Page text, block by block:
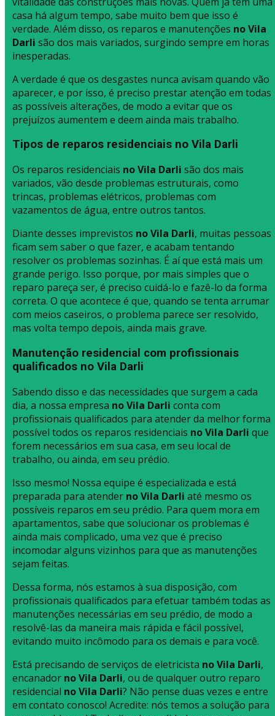
casa há algum tempo, sabe muito bem que isso é
verdade. Além disso, os reparos e manutenções no Vila
Darli são dos mais variados, surgindo sempre em horas
inesperadas.
A verdade é que os desgastes nunca avisam quando vão
aparecer, e por isso, é preciso prestar atenção em todas
as possíveis alterações, de modo a evitar que os
prejuízos aumentem e deem ainda mais trabalho.
Tipos de reparos residenciais no Vila Darli
Os reparos residenciais no Vila Darli são dos mais
variados, vão desde problemas estruturais, como
trincas, problemas elétricos, problemas com
vazamentos de água, entre outros tantos.
Diante desses imprevistos no Vila Darli, muitas pessoas
ficam sem saber o que fazer, e acabam tentando
resolver os problemas sozinhas. É aí que está mais um
grande perigo. Isso porque, por mais simples que o
reparo pareça ser, é preciso cuidá-lo e fazê-lo da forma
correta. O que acontece é que, quando se tenta arrumar
com meios caseiros, o problema parece ser resolvido,
mas volta tempo depois, ainda mais grave.
Manutenção residencial com profissionais
qualificados no Vila Darli
Sabendo disso e das necessidades que surgem a cada
dia, a nossa empresa no Vila Darli conta com
profissionais qualificados para atender da melhor forma
possível todos os reparos residenciais no Vila Darli que
forem necessários em sua casa, em seu local de
trabalho, ou ainda, em seu prédio.
Isso mesmo! Nossa equipe é especializada e está
preparada para atender no Vila Darli até mesmo os
possíveis reparos em seu prédio. Para quem mora em
apartamentos, sabe que solucionar os problemas é
ainda mais complicado, uma vez que é preciso
incomodar alguns vizinhos para que as manutenções
sejam feitas.
Dessa forma, nós estamos à sua disposição, com
profissionais qualificados para efetuar também todas as
manutenções necessárias em seu prédio, de modo a
resolvê-las da maneira mais rápida e fácil possível,
evitando muito incômodo para os demais e para você.
Está precisando de serviços de eletricista no Vila Darli,
encanador no Vila Darli, ou de qualquer outro reparo
residencial no Vila Darli? Não pense duas vezes e entre
em contato conosco! Acredite: nós temos a solução para